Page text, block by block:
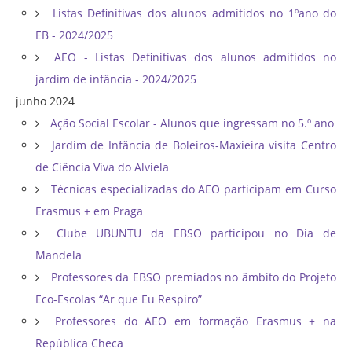
Listas Definitivas dos alunos admitidos no 1ºano do
EB - 2024/2025
AEO - Listas Definitivas dos alunos admitidos no
jardim de infância - 2024/2025
junho 2024
Ação Social Escolar - Alunos que ingressam no 5.º ano
Jardim de Infância de Boleiros-Maxieira visita Centro
de Ciência Viva do Alviela
Técnicas especializadas do AEO participam em Curso
Erasmus + em Praga
Clube UBUNTU da EBSO participou no Dia de
Mandela
Professores da EBSO premiados no âmbito do Projeto
Eco-Escolas “Ar que Eu Respiro”
Professores do AEO em formação Erasmus + na
República Checa